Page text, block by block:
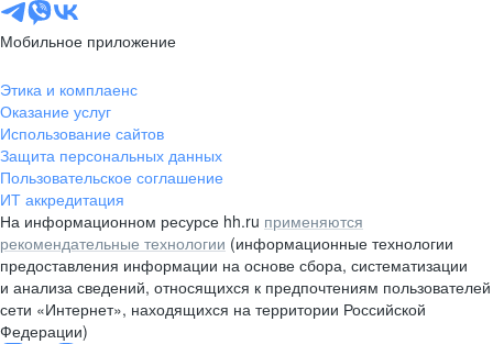
Мобильное приложение
Этика и комплаенс
Оказание услуг
Использование сайтов
Защита персональных данных
Пользовательское соглашение
ИТ аккредитация
На информационном ресурсе hh.ru применяются
рекомендательные технологии (информационные технологии
предоставления информации на основе сбора, систематизации
и анализа сведений, относящихся к предпочтениям пользователей
сети «Интернет», находящихся на территории Российской
Федерации)